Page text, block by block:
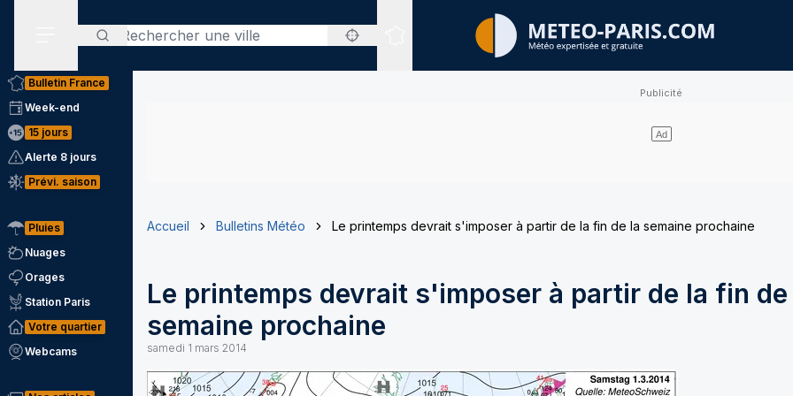
Rechercher
Sites expertisés
Bulletin France
Week-end
15 jours
Alerte 8 jours
Prévi. saison
Pluies
Nuages
Orages
Station Paris
Votre quartier
Webcams
Accueil Bulletins Météo Le printemps devrait s'imposer à partir de la fin de la semaine prochaine
Le printemps devrait s'imposer à partir de la fin de
semaine prochaine
samedi 1 mars 2014